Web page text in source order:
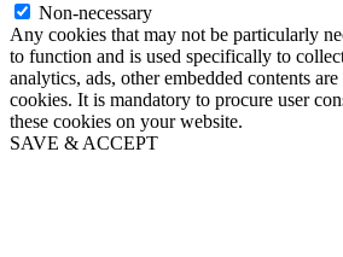
Non-necessary
Any cookies that may not be particularly
to function and is used specifically to
analytics, ads, other embedded contents
cookies. It is mandatory to procure user
these cookies on your website.
SAVE & ACCEPT